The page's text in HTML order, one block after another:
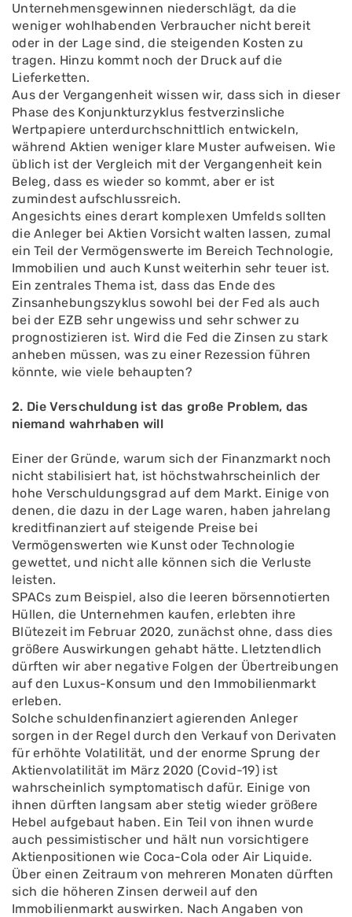
Unternehmensgewinnen niederschlägt, da die
weniger wohlhabenden Verbraucher nicht bereit
oder in der Lage sind, die steigenden Kosten zu
tragen. Hinzu kommt noch der Druck auf die
Lieferketten.
Aus der Vergangenheit wissen wir, dass sich in dieser
Phase des Konjunkturzyklus festverzinsliche
Wertpapiere unterdurchschnittlich entwickeln,
während Aktien weniger klare Muster aufweisen. Wie
üblich ist der Vergleich mit der Vergangenheit kein
Beleg, dass es wieder so kommt, aber er ist
zumindest aufschlussreich.
Angesichts eines derart komplexen Umfelds sollten
die Anleger bei Aktien Vorsicht walten lassen, zumal
ein Teil der Vermögenswerte im Bereich Technologie,
Immobilien und auch Kunst weiterhin sehr teuer ist.
Ein zentrales Thema ist, dass das Ende des
Zinsanhebungszyklus sowohl bei der Fed als auch
bei der EZB sehr ungewiss und sehr schwer zu
prognostizieren ist. Wird die Fed die Zinsen zu stark
anheben müssen, was zu einer Rezession führen
könnte, wie viele behaupten?
2. Die Verschuldung ist das große Problem, das
niemand wahrhaben will
Einer der Gründe, warum sich der Finanzmarkt noch
nicht stabilisiert hat, ist höchstwahrscheinlich der
hohe Verschuldungsgrad auf dem Markt. Einige von
denen, die dazu in der Lage waren, haben jahrelang
kreditfinanziert auf steigende Preise bei
Vermögenswerten wie Kunst oder Technologie
gewettet, und nicht alle können sich die Verluste
leisten.
SPACs zum Beispiel, also die leeren börsennotierten
Hüllen, die Unternehmen kaufen, erlebten ihre
Blütezeit im Februar 2020, zunächst ohne, dass dies
größere Auswirkungen gehabt hätte. Lletztendlich
dürften wir aber negative Folgen der Übertreibungen
auf den Luxus-Konsum und den Immobilienmarkt
erleben.
Solche schuldenfinanziert agierenden Anleger
sorgen in der Regel durch den Verkauf von Derivaten
für erhöhte Volatilität, und der enorme Sprung der
Aktienvolatilität im März 2020 (Covid-19) ist
wahrscheinlich symptomatisch dafür. Einige von
ihnen dürften langsam aber stetig wieder größere
Hebel aufgebaut haben. Ein Teil von ihnen wurde
auch pessimistischer und hält nun vorsichtigere
Aktienpositionen wie Coca-Cola oder Air Liquide.
Über einen Zeitraum von mehreren Monaten dürften
sich die höheren Zinsen derweil auf den
Immobilienmarkt auswirken. Nach Angaben von